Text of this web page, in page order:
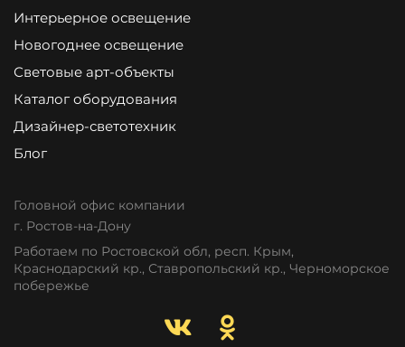
Интерьерное освещение
Новогоднее освещение
Световые арт-объекты
Каталог оборудования
Дизайнер-светотехник
Блог
Головной офис компании
г. Ростов-на-Дону
Работаем по Ростовской обл, респ. Крым,
Краснодарский кр., Ставропольский кр., Черноморское
побережье